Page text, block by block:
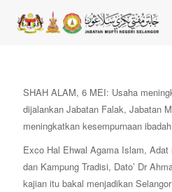
SHAH ALAM, 6 MEI: Usaha
dijalankan Jabatan Falak, Jabatan
meningkatkan kesempurnaan
Exco Hal Ehwal Agama Islam,
dan Kampung Tradisi, Dato’ Dr
kajian itu bakal menjadikan